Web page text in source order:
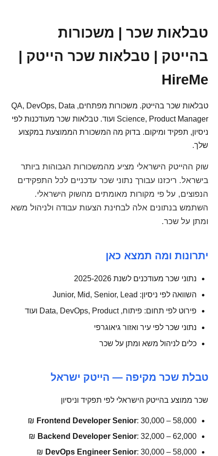
טבלאות שכר | משכורות
בהייטק | טבלאות שכר הייטק |
HireMe
טבלאות שכר בהייטק. משכורות מפתחים, QA, DevOps, Data
Science, Product Manager ועוד. טבלאות שכר מעודכנות לפי
ניסיון, תפקיד ומיקום. בדוק מה המשכורת הממוצעת במקצוע
שלך.
שוק ההייטק הישראלי מציע מהמשכורות הגבוהות ביותר
בישראל. ריכזנו עבורך נתוני שכר עדכניים לכל התפקידים
הנפוצים, על פי מקורות מאומתים מהשוק הישראלי.
השתמש בנתונים אלה לבחינת הצעות עבודה ולניהול משא
ומתן על שכר.
יתרונות ומה תמצא כאן
נתוני שכר מעודכנים לשנת 2025-2026
השוואה לפי ניסיון: Junior, Mid, Senior, Lead
פירוט לפי תחום: פיתוח, Data, DevOps, Product ועוד
נתוני שכר לפי עיר ואזור גיאוגרפי
כלים לניהול משא ומתן על שכר
טבלת שכר מקיפה — הייטק ישראל
שכר ממוצע בהייטק הישראלי לפי תפקיד וניסיון
Frontend Developer Senior: 30,000 – 58,000 ₪
Backend Developer Senior: 32,000 – 62,000 ₪
DevOps Engineer Senior: 30,000 – 58,000 ₪